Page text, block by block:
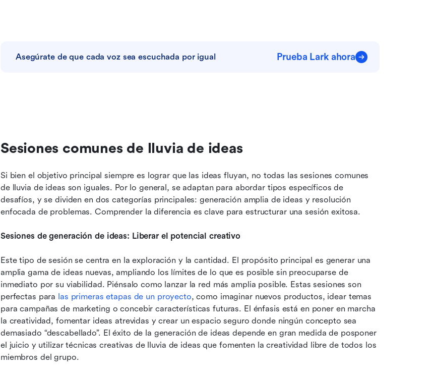
Asegúrate de que cada voz sea escuchada por igual Prueba Lark ahora
Sesiones comunes de lluvia de ideas
Si bien el objetivo principal siempre es lograr que las ideas fluyan, no todas las sesiones comunes
de lluvia de ideas son iguales. Por lo general, se adaptan para abordar tipos específicos de
desafíos, y se dividen en dos categorías principales: generación amplia de ideas y resolución
enfocada de problemas. Comprender la diferencia es clave para estructurar una sesión exitosa.
Sesiones de generación de ideas: Liberar el potencial creativo
Este tipo de sesión se centra en la exploración y la cantidad. El propósito principal es generar una
amplia gama de ideas nuevas, ampliando los límites de lo que es posible sin preocuparse de
inmediato por su viabilidad. Piénsalo como lanzar la red más amplia posible. Estas sesiones son
perfectas para las primeras etapas de un proyecto, como imaginar nuevos productos, idear temas
para campañas de marketing o concebir características futuras. El énfasis está en poner en marcha
la creatividad, fomentar ideas atrevidas y crear un espacio seguro donde ningún concepto sea
demasiado “descabellado”. El éxito de la generación de ideas depende en gran medida de posponer
el juicio y utilizar técnicas creativas de lluvia de ideas que fomenten la creatividad libre de todos los
miembros del grupo.